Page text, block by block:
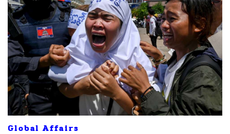
Global Affairs
ค้นหา
SHARE TWEET LINE EMAIL